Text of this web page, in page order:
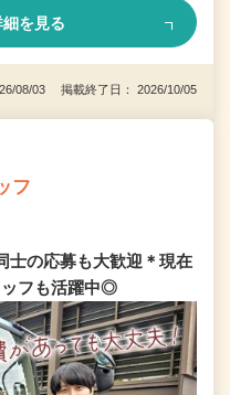
細を見る
08/03 掲載終了日： 2026/10/05
フ
士の応募も大歓迎＊現在
ッフも活躍中◎